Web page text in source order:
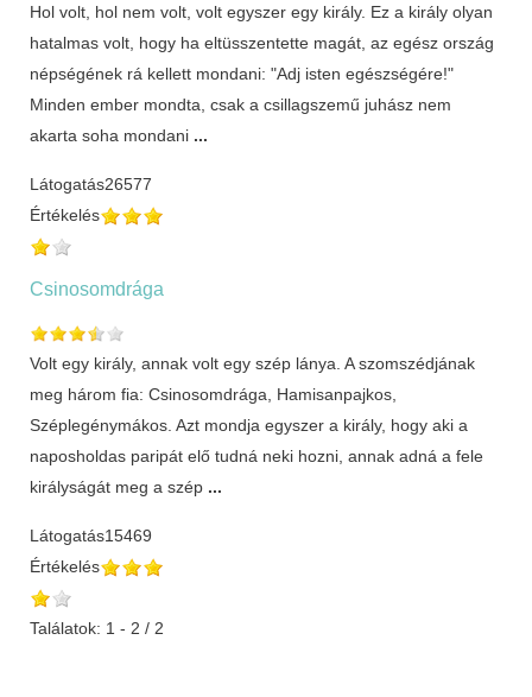
Hol volt, hol nem volt, volt egyszer egy király. Ez a király olyan
hatalmas volt, hogy ha eltüsszentette magát, az egész ország
népségének rá kellett mondani: "Adj isten egészségére!"
Minden ember mondta, csak a csillagszemű juhász nem
akarta soha mondani ...
Látogatás26577
Értékelés
Csinosomdrága
Volt egy király, annak volt egy szép lánya. A szomszédjának
meg három fia: Csinosomdrága, Hamisanpajkos,
Széplegénymákos. Azt mondja egyszer a király, hogy aki a
naposholdas paripát elő tudná neki hozni, annak adná a fele
királyságát meg a szép ...
Látogatás15469
Értékelés
Találatok: 1 - 2 / 2